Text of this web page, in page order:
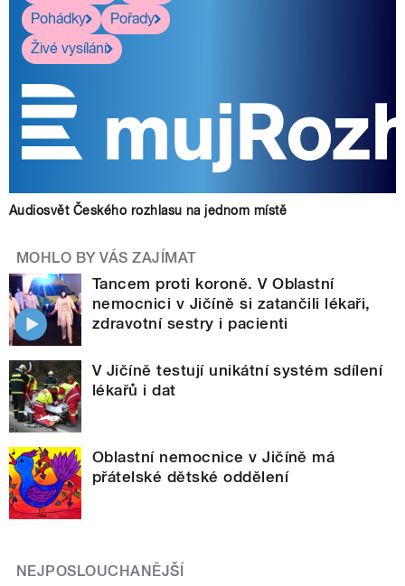
Pohádky
Pořady
Živé vysílání
Audiosvět Českého rozhlasu na jednom místě
MOHLO BY VÁS ZAJÍMAT
Tancem proti koroně. V Oblastní
nemocnici v Jičíně si zatančili lékaři,
zdravotní sestry i pacienti
V Jičíně testují unikátní systém sdílení
lékařů i dat
Oblastní nemocnice v Jičíně má
přátelské dětské oddělení
NEJPOSLOUCHANĚJŠÍ